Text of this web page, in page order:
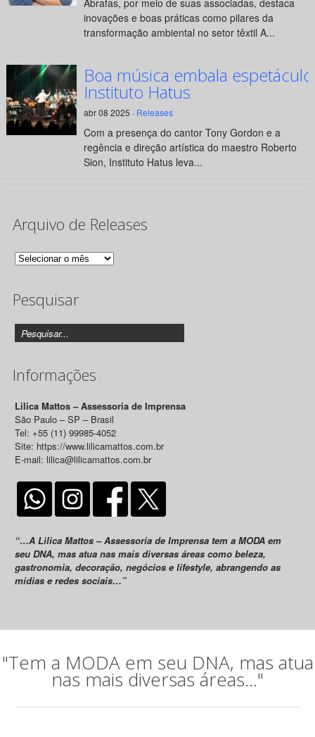
inovações e boas práticas como pilares da
transformação ambiental no setor têxtil A...
Boa música embala
Instituto Hatus
abr 08 2025 · Releases
Com a presença do cantor Tony Gordon e a
regência e direção artística do maestro Roberto
Sion, Instituto Hatus leva...
Arquivo de Releases
Arquivo
Releases
Pesquisar
Informações
Lilica Mattos – Assessoria de Imprensa
São Paulo – SP – Brasil
Tel: +55 (11) 99985-4052
Site: https://www.lilicamattos.com.br
E-mail: lilica@lilicamattos.com.br
“…A Lilica Mattos – Assessoria de Imprensa tem a MODA em
seu DNA, mas atua nas mais diversas áreas como beleza,
gastronomia, decoração, negócios e lifestyle, abrangendo as
mídias e redes sociais…”
"Tem a MODA em seu DNA, mas atua
nas mais diversas áreas..."